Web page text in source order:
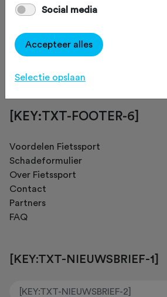
[KEY:TXT-FOOTER-3]
[KEY:TXT-FOOTER-4]
[KEY:TXT-FOOTER-6]
Voordelen Fietssport
Schadeformulier
Over Fietssport
Contact
Partners
FAQ
[KEY:TXT-NIEUWSBRIEF-1]
Social media
Accepteer alles
Selectie opslaan